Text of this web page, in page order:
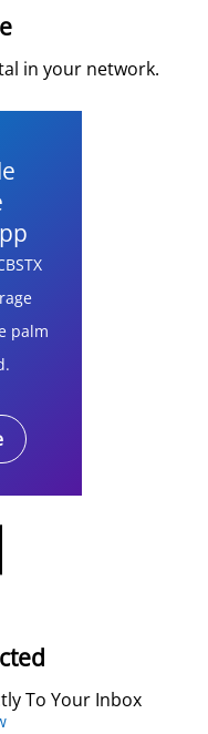
in your network.
palm
To Your Inbox